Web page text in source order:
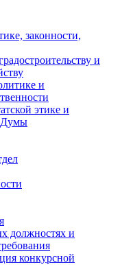
законности,
и
и
этике и
Думы
должностях и
конкурсной